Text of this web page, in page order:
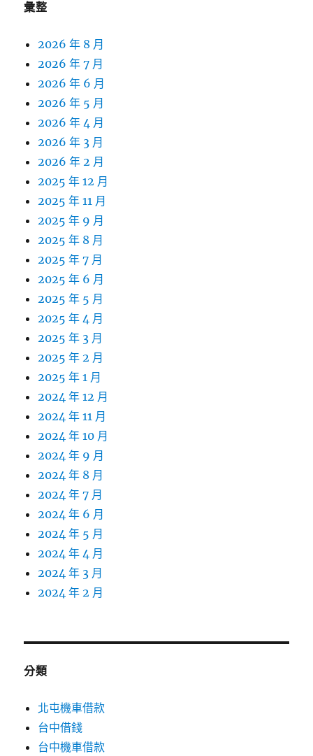
彙整
2026 年 8 月
2026 年 7 月
2026 年 6 月
2026 年 5 月
2026 年 4 月
2026 年 3 月
2026 年 2 月
2025 年 12 月
2025 年 11 月
2025 年 9 月
2025 年 8 月
2025 年 7 月
2025 年 6 月
2025 年 5 月
2025 年 4 月
2025 年 3 月
2025 年 2 月
2025 年 1 月
2024 年 12 月
2024 年 11 月
2024 年 10 月
2024 年 9 月
2024 年 8 月
2024 年 7 月
2024 年 6 月
2024 年 5 月
2024 年 4 月
2024 年 3 月
2024 年 2 月
分類
北屯機車借款
台中借錢
台中機車借款